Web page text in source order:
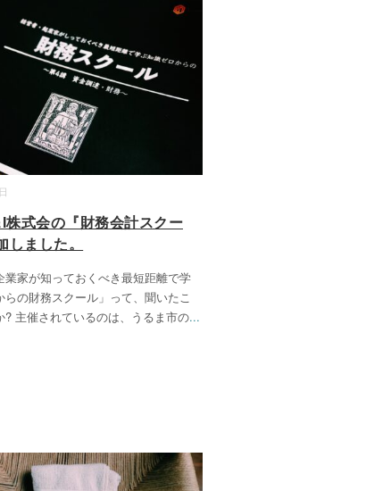
株式会の『財務会計スクー
しました。
業家が知っておくべき最短距離で学
らの財務スクール」って、聞いたこ
? 主催されているのは、うるま市の...